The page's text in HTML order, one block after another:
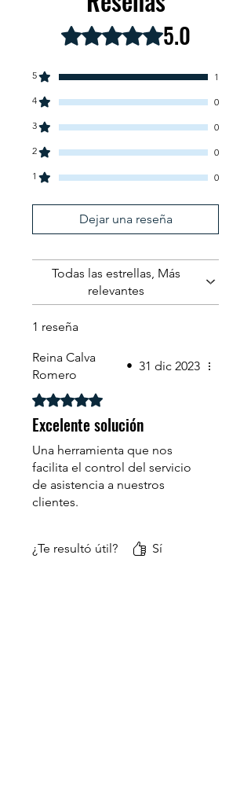
Obtuvo 5 de 5 estrellas.
5.0
5
1
4
0
3
0
2
0
1
0
Dejar una reseña
Todas las estrellas, Más
relevantes
1 reseña
Reina Calva
Romero
• 31 dic 2023
Obtuvo 5 de 5 estrellas.
Excelente solución
Una herramienta que nos
facilita el control del servicio
de asistencia a nuestros
clientes.
en el desarrollo de la
¿Te resultó útil? Sí